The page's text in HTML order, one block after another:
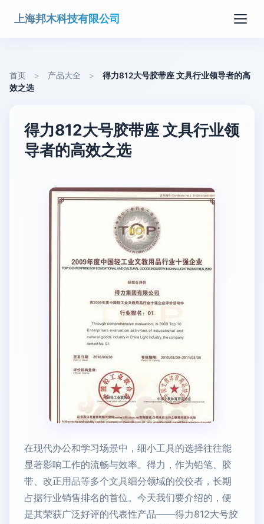
上海邦木科技有限公司
首页 > 产品大全 >
得力812大号胶带座 文具行业领导者的高
效之选
得力812大号胶带座 文具行业领
导者的高效之选
在现代办公和学习场景中，细小工具的选择往往能
显著影响工作的流畅与效率。得力，作为铅笔、胶
带、改正用品等多个文具细分领域的佼佼者，长期
占据行业销售排名的首位。今天我们要介绍的，便
是其荣获广泛好评的代表性产品——得力812大号胶